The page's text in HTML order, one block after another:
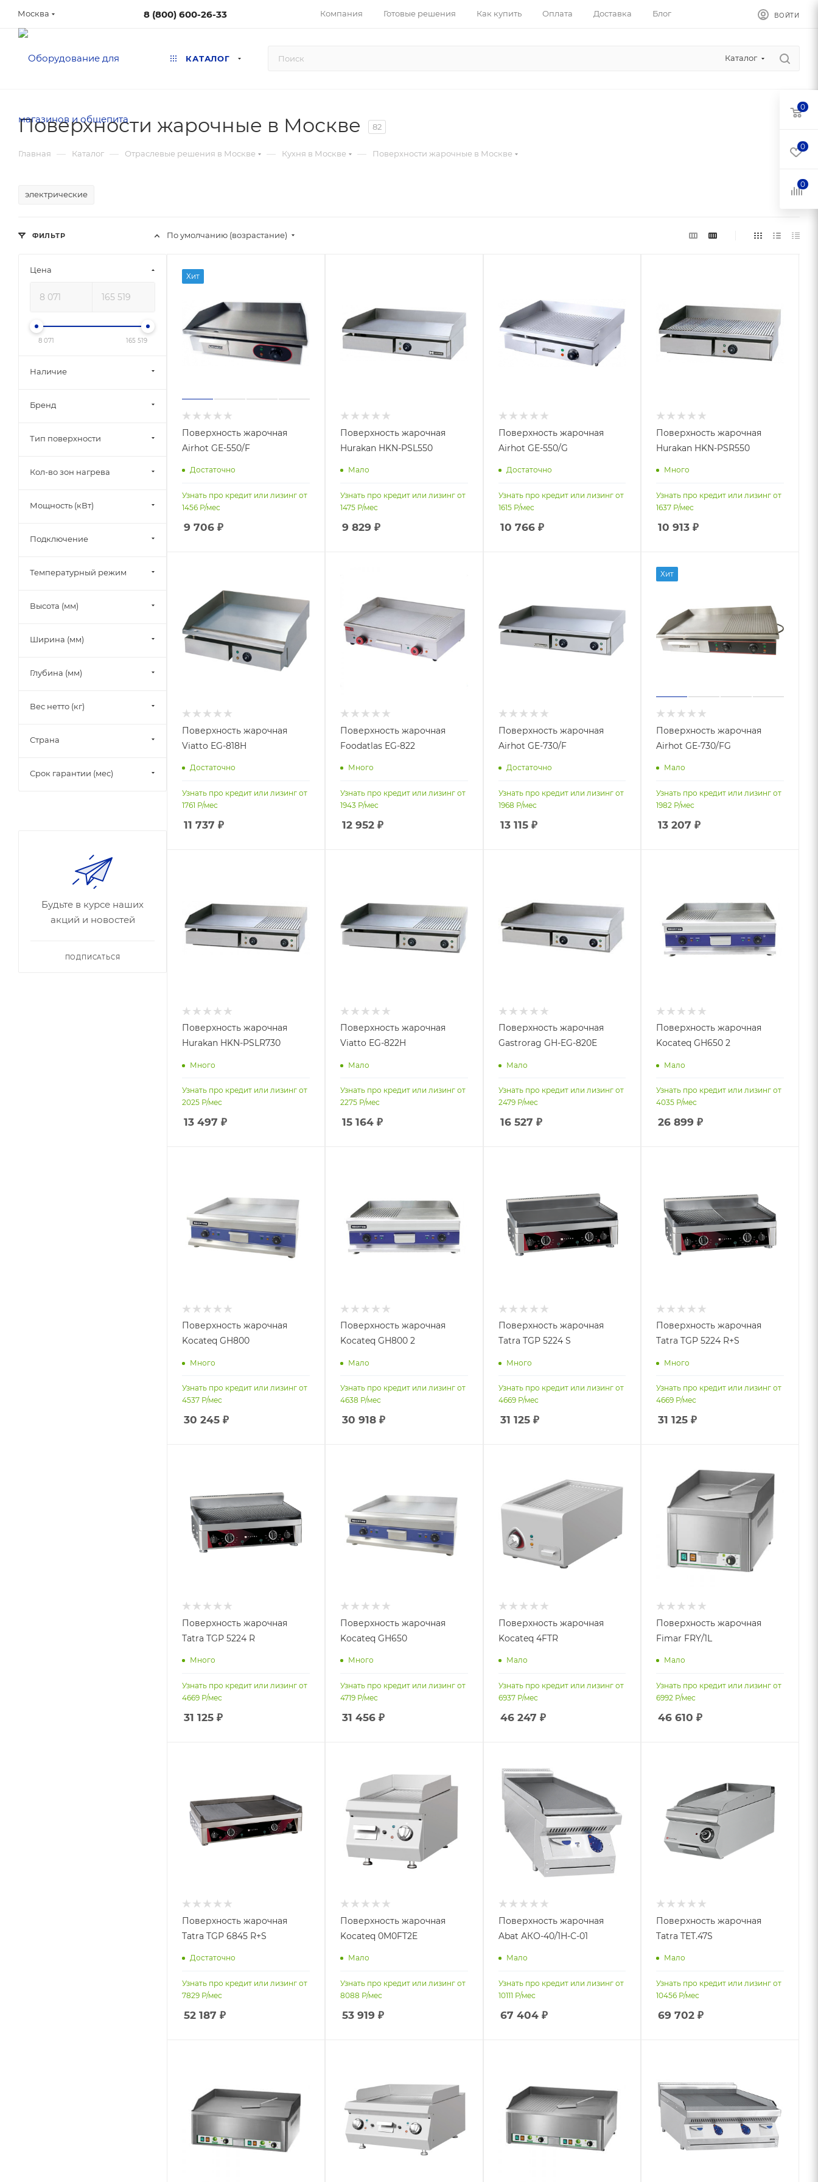
Москва 8 (800) 600-26-33 Компания Готовые решения Как купить Оплата Доставка Блог ВОЙТИ
КАТАЛОГ Каталог
Поверхности жарочные в Москве 82
Главная — Каталог — Отраслевые решения в Москве — Кухня в Москве — Поверхности жарочные в Москве
электрические
По умолчанию (возрастание)
Хит
Поверхность жарочная
Airhot GE-550/F
Достаточно
Узнать про кредит или лизинг от
1456 Р/мес
9 706 ₽
Поверхность жарочная
Hurakan HKN-PSL550
Мало
Узнать про кредит или лизинг от
1475Р/мес
9 829 ₽
Поверхность жарочная
Airhot GE-550/G
Достаточно
Узнать про кредит или лизинг от
1615Р/мес
10 766₽
Поверхность жарочная
Hurakan HKN-PSR550
Много
Узнать про кредит или лизинг от
1637 Р/мес
10 913 ₽
Поверхность жарочная
Viatto EG-818H
Достаточно
Узнать про кредит или лизинг от
1761 Р/мес
11 737 ₽
Поверхность жарочная
Foodatlas EG-822
Много
Узнать про кредит или лизинг от
1943Р/мес
12 952₽
Поверхность жарочная
Airhot GE-730/F
Достаточно
Узнать про кредит или лизинг от
1968 Р/мес
13 115₽
Хит
Поверхность жарочная
Airhot GE-730/FG
Мало
Узнать про кредит или лизинг от
1982 Р/мес
13 207 ₽
Поверхность жарочная
Hurakan HKN-PSLR730
Много
Узнать про кредит или лизинг от
2025 Р/мес
13 497 ₽
Поверхность жарочная
Viatto EG-822H
Мало
Узнать про кредит или лизинг от
2275Р/мес
15 164₽
Поверхность жарочная
Gastrorag GH-EG-820E
Мало
Узнать про кредит или лизинг от
2479Р/мес
16 527 ₽
Поверхность жарочная
Kocateq GH650 2
Мало
Узнать про кредит или лизинг от
4035 Р/мес
26 899 ₽
Поверхность жарочная
Kocateq GH800
Много
Узнать про кредит или лизинг от
4537 Р/мес
30 245 ₽
Поверхность жарочная
Kocateq GH800 2
Мало
Узнать про кредит или лизинг от
4638 Р/мес
30 918₽
Поверхность жарочная
Tatra TGP 5224 S
Много
Узнать про кредит или лизинг от
4669Р/мес
31 125₽
Поверхность жарочная
Tatra TGP 5224 R+S
Много
Узнать про кредит или лизинг от
4669 Р/мес
31 125 ₽
Поверхность жарочная
Tatra TGP 5224 R
Много
Узнать про кредит или лизинг от
4669 Р/мес
31 125 ₽
Поверхность жарочная
Kocateq GH650
Много
Узнать про кредит или лизинг от
4719Р/мес
31 456₽
Поверхность жарочная
Kocateq 4FTR
Мало
Узнать про кредит или лизинг от
6937Р/мес
46 247 ₽
Поверхность жарочная
Fimar FRY/1L
Мало
Узнать про кредит или лизинг от
6992 Р/мес
46 610 ₽
Поверхность жарочная
Tatra TGP 6845 R+S
Достаточно
Узнать про кредит или лизинг от
7829 Р/мес
52 187 ₽
Поверхность жарочная
Kocateq 0M0FT2E
Мало
Узнать про кредит или лизинг от
8088 Р/мес
53 919 ₽
Поверхность жарочная
Abat АКО-40/1Н-С-01
Мало
Узнать про кредит или лизинг от
10111 Р/мес
67 404₽
Поверхность жарочная
Tatra TET.47S
Мало
Узнать про кредит или лизинг от
10456 Р/мес
69 702 ₽
ФИЛЬТР
Цена
8 071 165 519
Наличие
Бренд
Тип поверхности
Кол-во зон нагрева
Мощность (кВт)
Подключение
Температурный режим
Высота (мм)
Ширина (мм)
Глубина (мм)
Вес нетто (кг)
Страна
Срок гарантии (мес)
Будьте в курсе наших
акций и новостей
ПОДПИСАТЬСЯ
0
0
0